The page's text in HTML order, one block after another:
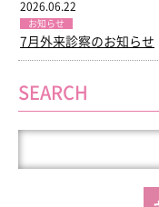
2026.06.22
お知らせ
7月外来診察のお知らせ
SEARCH